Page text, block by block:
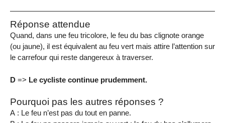
Réponse attendue
Quand, dans une feu tricolore, le feu du bas clignote orange
(ou jaune), il est équivalent au feu vert mais attire l’attention sur
le carrefour qui reste dangereux à traverser.
D => Le cycliste continue prudemment.
Pourquoi pas les autres réponses ?
A : Le feu n’est pas du tout en panne.